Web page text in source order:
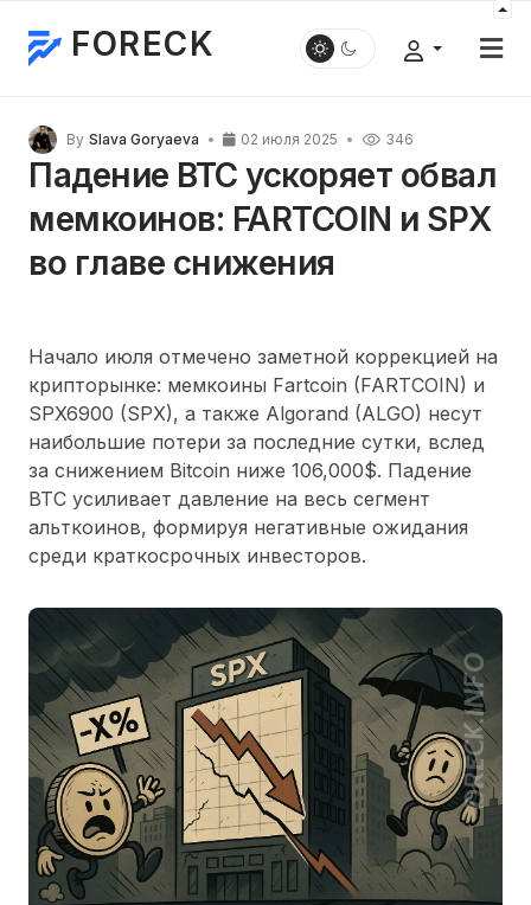
FORECK
By Slava Goryaeva 02 июля 2025 346
Падение BTC ускоряет обвал
мемкоинов: FARTCOIN и SPX
во главе снижения
Начало июля отмечено заметной коррекцией на
крипторынке: мемкоины Fartcoin (FARTCOIN) и
SPX6900 (SPX), а также Algorand (ALGO) несут
наибольшие потери за последние сутки, вслед
за снижением Bitcoin ниже 106,000$. Падение
BTC усиливает давление на весь сегмент
альткоинов, формируя негативные ожидания
среди краткосрочных инвесторов.